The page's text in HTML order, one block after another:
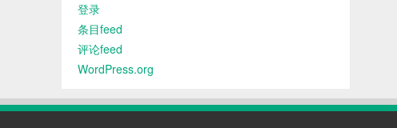
登录
条目feed
评论feed
WordPress.org